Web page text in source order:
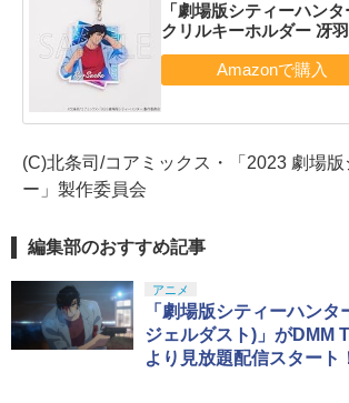
「劇場版シティーハン
クリルキーホルダー 冴
(C)北条司/コアミックス・「2023 劇場
ー」製作委員会
編集部のおすすめ記事
アニメ
「劇場版シティーハン
ジェルダスト)」がDMM
より見放題配信スタート